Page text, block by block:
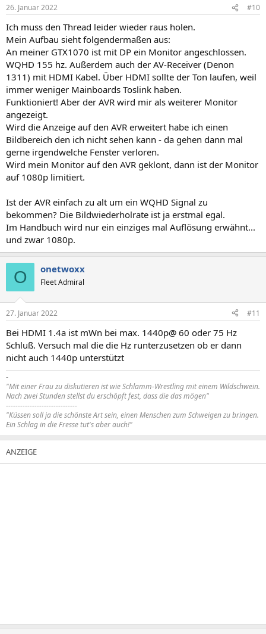
26. Januar 2022 #10
Ich muss den Thread leider wieder raus holen.
Mein Aufbau sieht folgendermaßen aus:
An meiner GTX1070 ist mit DP ein Monitor angeschlossen.
WQHD 155 hz. Außerdem auch der AV-Receiver (Denon
1311) mit HDMI Kabel. Über HDMI sollte der Ton laufen, weil
immer weniger Mainboards Toslink haben.
Funktioniert! Aber der AVR wird mir als weiterer Monitor
angezeigt.
Wird die Anzeige auf den AVR erweitert habe ich einen
Bildbereich den ich nicht sehen kann - da gehen dann mal
gerne irgendwelche Fenster verloren.
Wird mein Monitor auf den AVR geklont, dann ist der Monitor
auf 1080p limitiert.
Ist der AVR einfach zu alt um ein WQHD Signal zu
bekommen? Die Bildwiederholrate ist ja erstmal egal.
Im Handbuch wird nur ein einziges mal Auflösung erwähnt...
und zwar 1080p.
O onetwoxx
Fleet Admiral
27. Januar 2022 #11
Bei HDMI 1.4a ist mWn bei max. 1440p@ 60 oder 75 Hz
Schluß. Versuch mal die die Hz runterzusetzen ob er dann
nicht auch 1440p unterstützt
-
"Mit einer Frau zu diskutieren ist wie Schlamm-Wrestling mit einem Wildschwein.
Nach zwei Stunden stellst du erschöpft fest, dass die das mögen"
------------------------------
"Küssen soll ja die schönste Art sein, einen Menschen zum Schweigen zu bringen.
Ein Schlag in die Fresse tut's aber auch!"